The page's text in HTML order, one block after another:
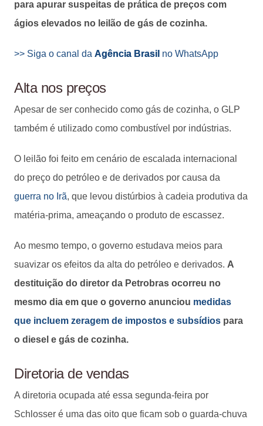
para apurar suspeitas de prática de preços com
ágios elevados no leilão de gás de cozinha.
>> Siga o canal da Agência Brasil no WhatsApp
Alta nos preços
Apesar de ser conhecido como gás de cozinha, o GLP
também é utilizado como combustível por indústrias.
O leilão foi feito em cenário de escalada internacional
do preço do petróleo e de derivados por causa da
guerra no Irã, que levou distúrbios à cadeia produtiva da
matéria-prima, ameaçando o produto de escassez.
Ao mesmo tempo, o governo estudava meios para
suavizar os efeitos da alta do petróleo e derivados. A
destituição do diretor da Petrobras ocorreu no
mesmo dia em que o governo anunciou medidas
que incluem zeragem de impostos e subsídios para
o diesel e gás de cozinha.
Diretoria de vendas
A diretoria ocupada até essa segunda-feira por
Schlosser é uma das oito que ficam sob o guarda-chuva